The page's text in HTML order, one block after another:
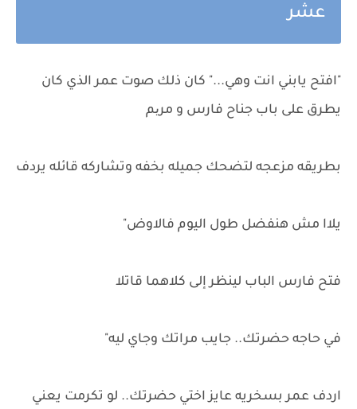
عشر
"افتح يابني انت وهي..." كان ذلك صوت عمر الذي كان
يطرق على باب جناح فارس و مریم
بطريقه مزعجه لتضحك جميله بخفه وتشاركه قائله يردف
يلاا مش هنفضل طول اليوم فالاوض"
فتح فارس الباب لينظر إلى كلاهما قاتلا
في حاجه حضرتك.. جايب مراتك وجاي ليه"
اردف عمر بسخريه عايز اختي حضرتك.. لو تكرمت يعني